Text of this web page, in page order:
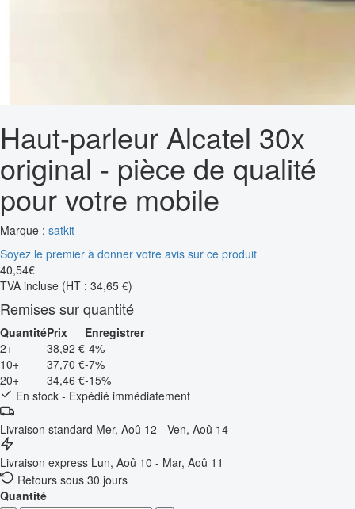
Haut-parleur Alcatel 30x
original - pièce de qualité
pour votre mobile
Marque : satkit
Soyez le premier à donner votre avis sur ce produit
40,54€
TVA incluse (HT : 34,65 €)
Remises sur quantité
QuantitéPrix
Enregistrer
2+
38,92 €-4%
10+
37,70 €-7%
20+
34,46 €-15%
En stock - Expédié immédiatement
Livraison standard Mer, Aoû 12 - Ven, Aoû 14
Livraison express Lun, Aoû 10 - Mar, Aoû 11
Retours sous 30 jours
Quantité